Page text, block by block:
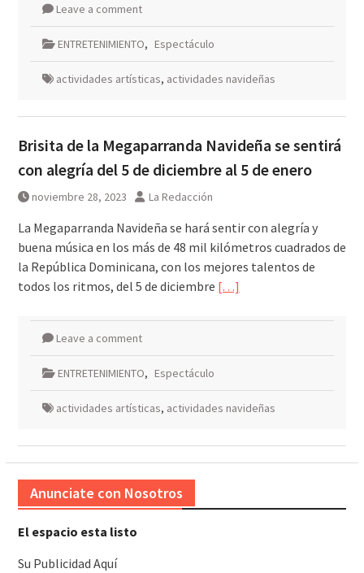
Leave a comment
ENTRETENIMIENTO, Espectáculo
actividades artísticas, actividades navideñas
Brisita de la Megaparranda Navideña se sentirá
con alegría del 5 de diciembre al 5 de enero
noviembre 28, 2023 La Redacción
La Megaparranda Navideña se hará sentir con alegría y
buena música en los más de 48 mil kilómetros cuadrados de
la República Dominicana, con los mejores talentos de
todos los ritmos, del 5 de diciembre […]
Leave a comment
ENTRETENIMIENTO, Espectáculo
actividades artísticas, actividades navideñas
Anunciate con Nosotros
El espacio esta listo
Su Publicidad Aquí